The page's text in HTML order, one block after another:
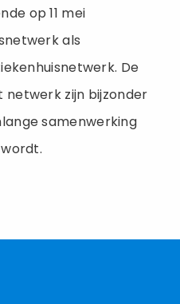
op 11 mei
als
De
zijn bijzonder
samenwerking